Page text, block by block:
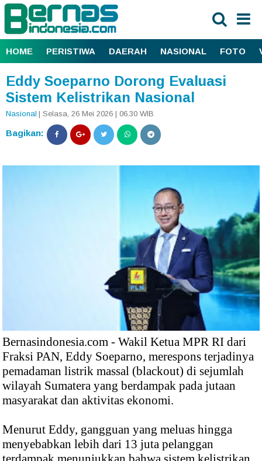
HOME PERISTIWA DAERAH NASIONAL FOTO
Eddy Soeparno Dorong Evaluasi
Sistem Kelistrikan Nasional
Nasional | Selasa, 26 Mei 2026 | 06.30 WIB
Bagikan:
Bernasindonesia.com - Wakil Ketua MPR RI dari
Fraksi PAN, Eddy Soeparno, merespons terjadinya
pemadaman listrik massal (blackout) di sejumlah
wilayah Sumatera yang berdampak pada jutaan
masyarakat dan aktivitas ekonomi.
Menurut Eddy, gangguan yang meluas hingga
menyebabkan lebih dari 13 juta pelanggan